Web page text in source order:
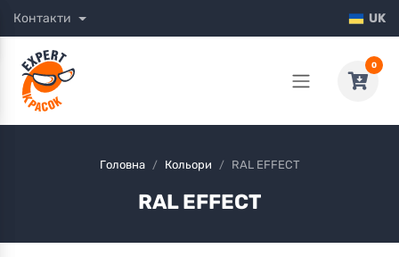
Контакти UK
0
Головна Кольори RAL EFFECT
RAL EFFECT